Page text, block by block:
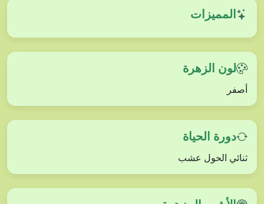
المميزات
لون الزهرة
أصفر
دورة الحياة
ثنائي الحول عشب